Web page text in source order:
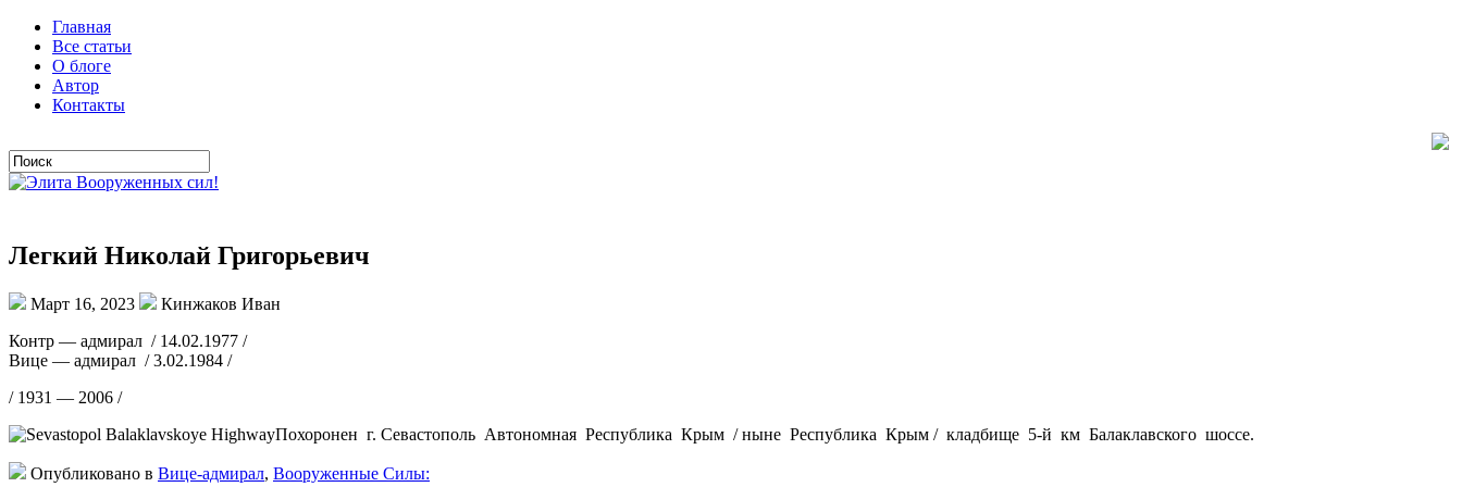
Главная
Все статьи
О блоге
Автор
Контакты
Легкий Николай Григорьевич
Март 16, 2023
Кинжаков Иван
Контр — адмирал / 14.02.1977 /
Вице — адмирал / 3.02.1984 /
/ 1931 — 2006 /
Похоронен г. Севастополь Автономная Республика Крым / ныне Республика Крым / кладбище 5-й км Балаклавского шоссе.
Опубликовано в Вице-адмирал, Вооруженные Силы: